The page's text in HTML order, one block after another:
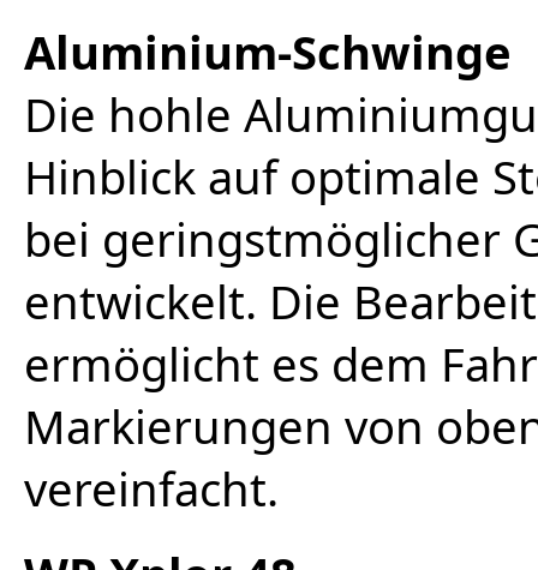
Aluminium-Schwinge
Die hohle
Hinblick auf optimale
bei geringstmöglicher
entwickelt. Die
ermöglicht es dem
Markierungen von
vereinfacht.